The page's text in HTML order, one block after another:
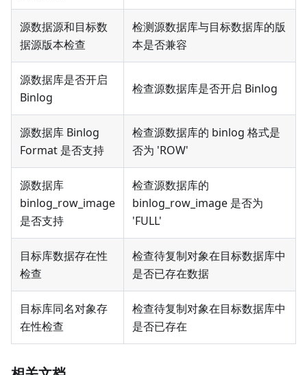
源数据源和目标数
据源版本检查
检测源数据库与目标数据库的版
本是否兼容
源数据库是否开启
Binlog
检查源数据库是否开启 Binlog
源数据库 Binlog
Format 是否支持
检查源数据库的 binlog 格式是
否为 'ROW'
源数据库
binlog_row_image
是否支持
检查源数据库的
binlog_row_image 是否为
'FULL'
目标库数据存在性
检查
检查待复制对象在目标数据库中
是否已存在数据
目标库同名对象存
在性检查
检查待复制对象在目标数据库中
是否已存在